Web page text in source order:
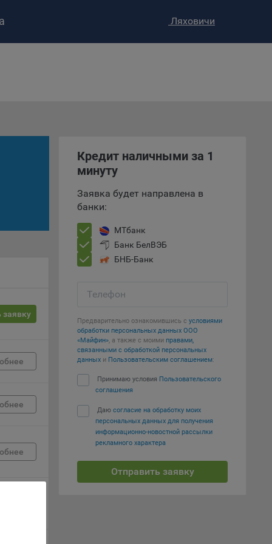
Ляховичи
заявку
Кредит наличными за 1
минуту
Заявка будет направлена в
банки:
МТбанк
Банк БелВЭБ
БНБ-Банк
Телефон
Предварительно ознакомившись с условиями
обработки персональных данных ООО
«Майфин», а также с моими правами,
связанными с обработкой персональных
данных и Пользовательским соглашением:
Принимаю условия Пользовательского
соглашения
Даю согласие на обработку моих
персональных данных для получения
информационно-новостной рассылки
рекламного характера
Отправить заявку